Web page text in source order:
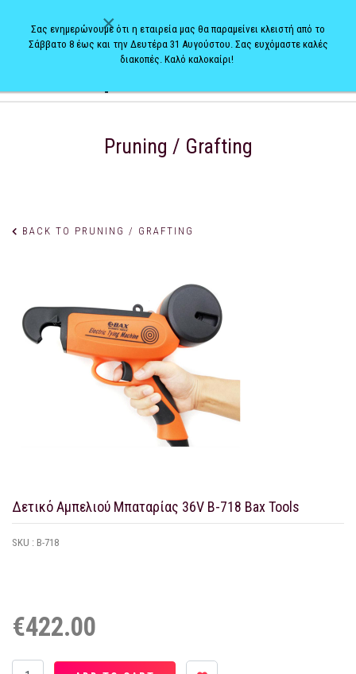
Pruning / Grafting
BACK TO PRUNING / GRAFTING
Δετικό Αμπελιού Μπαταρίας 36V B-718 Bax Tools
SKU : B-718
€422.00
×
Σας ενημερώνουμε ότι η εταιρεία μας θα παραμείνει κλειστή από το
Σάββατο 8 έως και την Δευτέρα 31 Αυγούστου. Σας ευχόμαστε καλές
διακοπές. Καλό καλοκαίρι!